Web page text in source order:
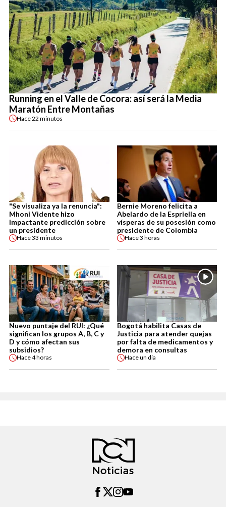
Running en el Valle de Cocora: así será la Media
Maratón Entre Montañas
Hace22 minutos
"Se visualiza ya la renuncia":
Mhoni Vidente hizo
impactante predicción sobre
un presidente
Hace33 minutos
Bernie Moreno felicita a
Abelardo de la Espriella en
vísperas de su posesión como
presidente de Colombia
Hace3 horas
Nuevo puntaje del RUI: ¿Qué
significan los grupos A, B, C y
D y cómo afectan sus
subsidios?
Hace4 horas
Bogotá habilita Casas de
Justicia para atender quejas
por falta de medicamentos y
demora en consultas
Haceun día